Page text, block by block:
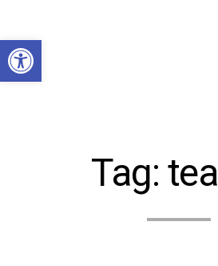
Abrir a barra de
Tag: